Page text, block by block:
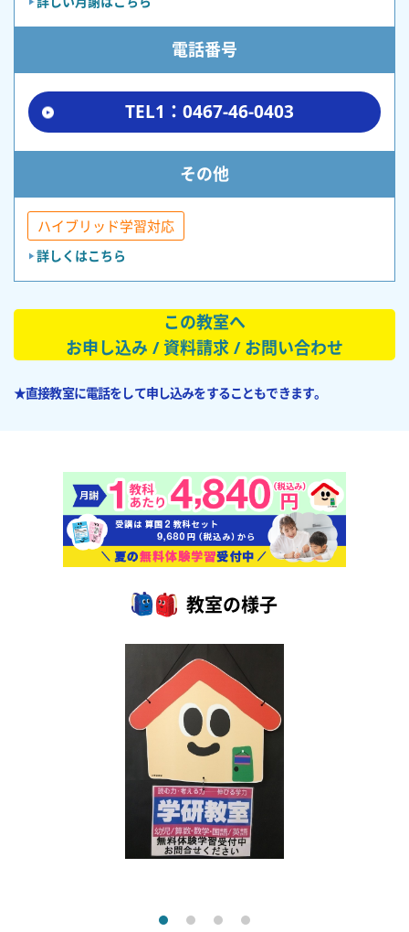
電話番号
TEL1：0467-46-0403
その他
ハイブリッド学習対応
詳しくはこちら
この教室へ
お申し込み / 資料請求 / お問い合わせ
★直接教室に電話をして申し込みをすることもできます。
教室の様子